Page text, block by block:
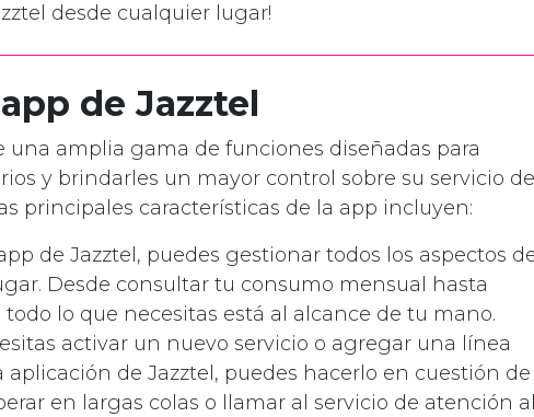
desde cualquier lugar!
de Jazztel
una amplia gama de funciones diseñadas para
y brindarles un mayor control sobre su servicio de
principales características de la app incluyen:
de Jazztel, puedes gestionar todos los aspectos
Desde consultar tu consumo mensual hasta
lo que necesitas está al alcance de tu mano.
activar un nuevo servicio o agregar una línea
de Jazztel, puedes hacerlo en cuestión de
en largas colas o llamar al servicio de atención